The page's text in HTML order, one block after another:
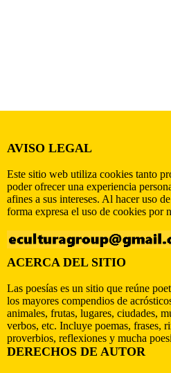
AVISO LEGAL
Este sitio web utiliza cookies tanto
poder ofrecer una experiencia
afines a sus intereses. Al hacer uso
forma expresa el uso de cookies por
ACERCA DEL SITIO
Las poesías es un sitio que reúne
los mayores compendios de
animales, frutas, lugares, ciudades,
verbos, etc. Incluye poemas, frases,
proverbios, reflexiones y mucha
DERECHOS DE AUTOR